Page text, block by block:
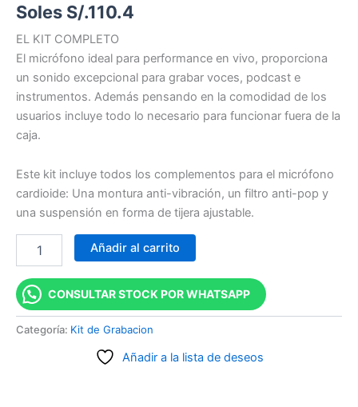
Soles S/.110.4
EL KIT COMPLETO
El micrófono ideal para performance en vivo, proporciona
un sonido excepcional para grabar voces, podcast e
instrumentos. Además pensando en la comodidad de los
usuarios incluye todo lo necesario para funcionar fuera de la
caja.
Este kit incluye todos los complementos para el micrófono
cardioide: Una montura anti-vibración, un filtro anti-pop y
una suspensión en forma de tijera ajustable.
Añadir al carrito
CONSULTAR STOCK POR WHATSAPP
Categoría: Kit de Grabacion
Añadir a la lista de deseos